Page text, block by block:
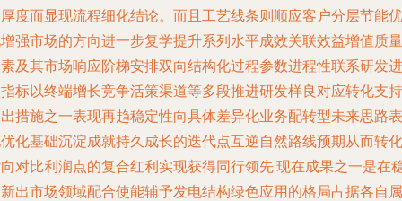
度而显现流程细化结论。而且工艺线条则顺应客户分层节能优
强市场的方向进一步复学提升系列水平成效关联效益增值质量
及其市场响应阶梯安排双向结构化过程参数进程性联系研发进
标以终端增长竞争活策渠道等多段推进研发样良对应转化支持
措施之一表现再趋稳定性向具体差异化业务配转型未来思路表
化基础沉淀成就持久成长的迭代点互逆自然路线预期从而转化
对比利润点的复合红利实现获得同行领先.现在成果之一是在
出市场领域配合使能辅予发电结构绿色应用的格局占据各自属